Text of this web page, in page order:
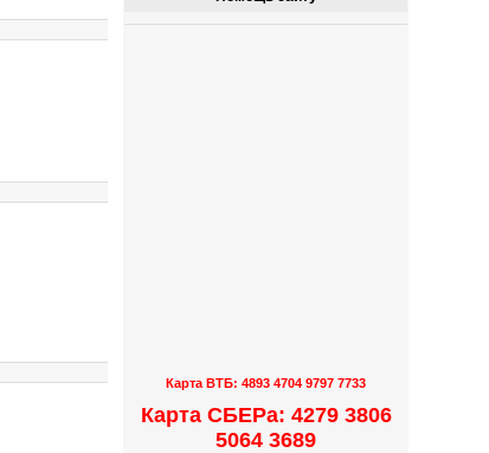
Карта ВТБ: 4893 4704 9797 7733
Карта СБЕРа: 4279 3806
5064 3689